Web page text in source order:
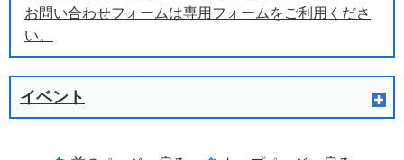
お問い合わせフォームは専用フォームをご利用くださ
い。
イベント